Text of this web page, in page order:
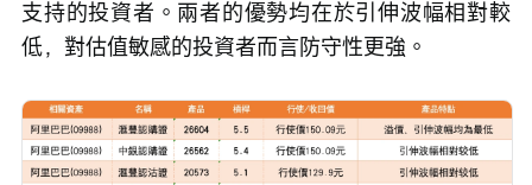
支持的投資者。兩者的優勢均在於引伸波幅相對較
低，對估值敏感的投資者而言防守性更強。